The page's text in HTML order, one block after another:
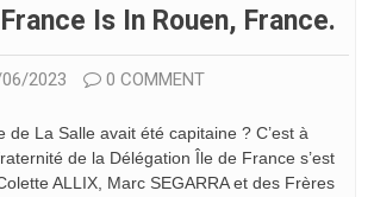
Is In Rouen, France.
2023 0 COMMENT
de La Salle avait été capitaine ? C’est à
de la Délégation Île de France s’est
ALLIX, Marc SEGARRA et des Frères